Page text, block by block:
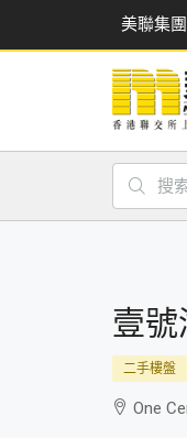
美聯集團
壹
二手樓盤
One